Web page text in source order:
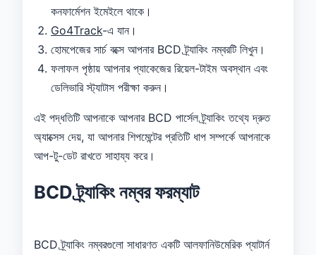
কনফার্মেশন ইমেইলে থাকে।
Go4Track-এ যান।
হোমপেজের সার্চ বক্সে আপনার BCD ট্র্যাকিং নম্বরটি লিখুন।
ফলাফল পৃষ্ঠায় আপনার প্যাকেজের রিয়েল-টাইম অবস্থান এবং
ডেলিভারি স্ট্যাটাস পরীক্ষা করুন।
এই পদ্ধতিটি আপনাকে আপনার BCD পার্সেল ট্র্যাকিং তথ্যে দ্রুত
অ্যাক্সেস দেয়, যা আপনার শিপমেন্টের প্রতিটি ধাপ সম্পর্কে আপনাকে
আপ-টু-ডেট রাখতে সাহায্য করে।
BCD ট্র্যাকিং নম্বর ফরম্যাট
BCD ট্র্যাকিং নম্বরগুলো সাধারণত একটি আলফানিউমেরিক প্যাটার্ন